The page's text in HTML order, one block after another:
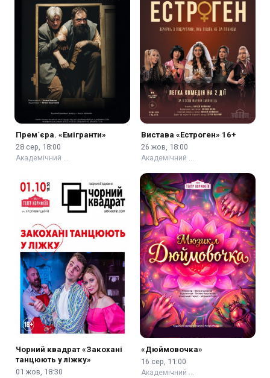
Прем`єра. «Емігранти»
28 сер, 18:00
Академічний …
Вистава «Естроген» 16+
26 жов, 18:00
Академічний …
Чорний квадрат «Закохані
танцюють у ліжку»
01 жов, 18:30
«Дюймовочка»
16 сер, 11:00
Академічний …